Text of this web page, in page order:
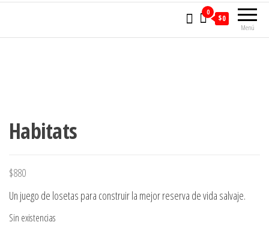
Menú
0
$0
Habitats
$880
Un juego de losetas para construir la mejor reserva de vida salvaje.
Sin existencias